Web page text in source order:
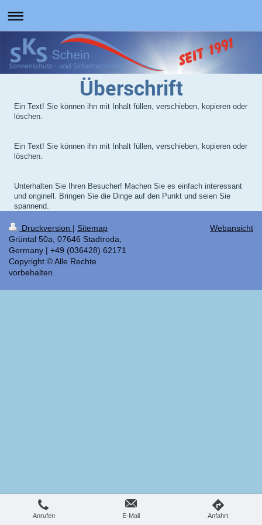
Überschrift
Ein Text! Sie können ihn mit Inhalt füllen, verschieben, kopieren oder
löschen.
Ein Text! Sie können ihn mit Inhalt füllen, verschieben, kopieren oder
löschen.
Unterhalten Sie Ihren Besucher! Machen Sie es einfach interessant
und originell. Bringen Sie die Dinge auf den Punkt und seien Sie
spannend.
Druckversion | Sitemap
Grüntal 50a, 07646 Stadtroda,
Germany | +49 (036428) 62171
Copyright © Alle Rechte
vorbehalten.
Webansicht
Anrufen E-Mail Anfahrt